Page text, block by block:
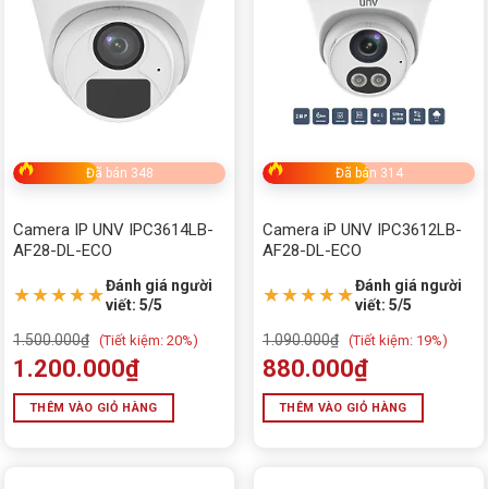
Đã bán 348
Camera IP UNV IPC3614LB-
AF28-DL-ECO
★★★★★Đánh giá người
viết: 5/5
1.500.000₫ (Tiết kiệm: 20%)
1.200.000₫
THÊM VÀO GIỎ HÀNG
Đã bán 314
Camera iP UNV IPC3612LB-
AF28-DL-ECO
★★★★★Đánh giá người
viết: 5/5
1.090.000₫ (Tiết kiệm: 19%)
880.000₫
THÊM VÀO GIỎ HÀNG